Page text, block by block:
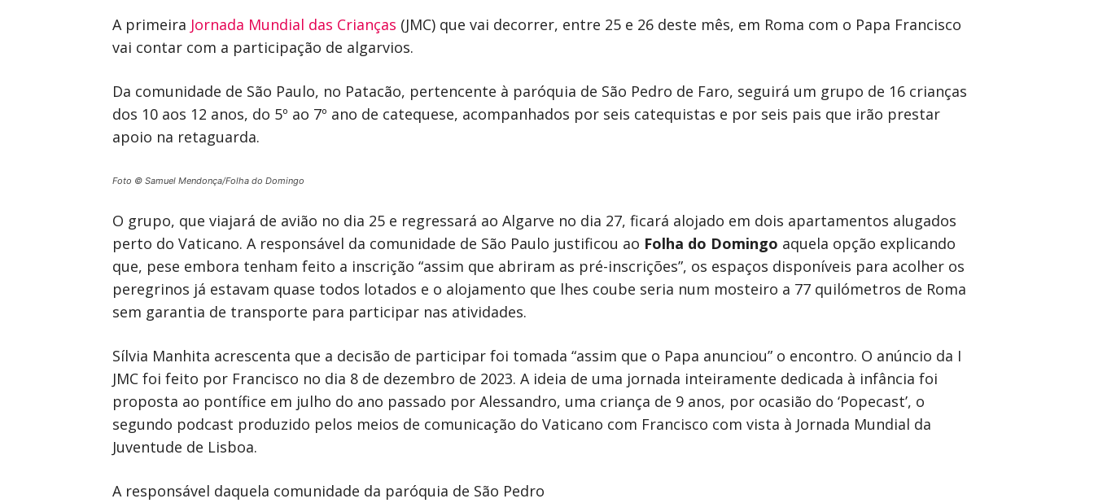
A primeira Jornada Mundial das Crianças (JMC) que vai decorrer, entre 25 e 26 deste mês, em Roma com o Papa Francisco
vai contar com a participação de algarvios.
Da comunidade de São Paulo, no Patacão, pertencente à paróquia de São Pedro de Faro, seguirá um grupo de 16 crianças
dos 10 aos 12 anos, do 5º ao 7º ano de catequese, acompanhados por seis catequistas e por seis pais que irão prestar
apoio na retaguarda.
Foto © Samuel Mendonça/Folha do Domingo
O grupo, que viajará de avião no dia 25 e regressará ao Algarve no dia 27, ficará alojado em dois apartamentos alugados
perto do Vaticano. A responsável da comunidade de São Paulo justificou ao Folha do Domingo aquela opção explicando
que, pese embora tenham feito a inscrição “assim que abriram as pré-inscrições”, os espaços disponíveis para acolher os
peregrinos já estavam quase todos lotados e o alojamento que lhes coube seria num mosteiro a 77 quilómetros de Roma
sem garantia de transporte para participar nas atividades.
Sílvia Manhita acrescenta que a decisão de participar foi tomada “assim que o Papa anunciou” o encontro. O anúncio da I
JMC foi feito por Francisco no dia 8 de dezembro de 2023. A ideia de uma jornada inteiramente dedicada à infância foi
proposta ao pontífice em julho do ano passado por Alessandro, uma criança de 9 anos, por ocasião do ‘Popecast’, o
segundo podcast produzido pelos meios de comunicação do Vaticano com Francisco com vista à Jornada Mundial da
Juventude de Lisboa.
A responsável daquela comunidade da paróquia de São Pedro